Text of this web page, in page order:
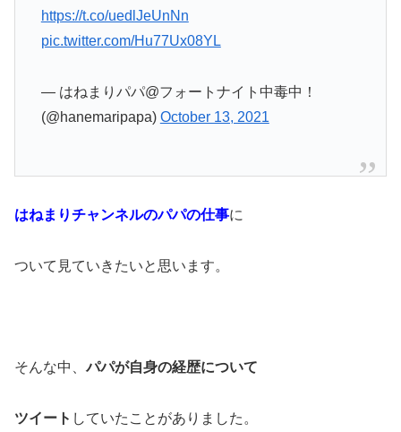
https://t.co/uedlJeUnNn
pic.twitter.com/Hu77Ux08YL
— はねまりパパ@フォートナイト中毒中！
(@hanemaripapa) October 13, 2021
はねまりチャンネルのパパの仕事に
ついて見ていきたいと思います。
そんな中、パパが自身の経歴について
ツイート していたことがありました。